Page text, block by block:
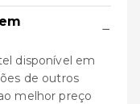
−
disponível em
de outros
melhor preço